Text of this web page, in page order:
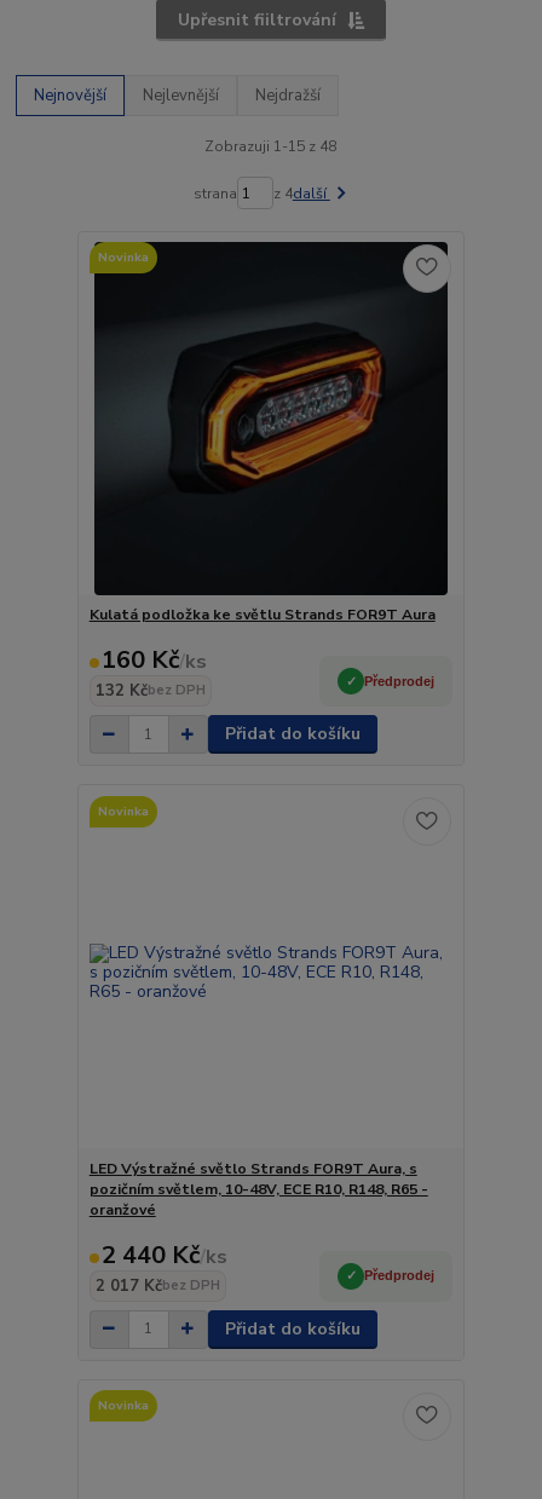
Upřesnit fiiltrování
Nejnovější Nejlevnější Nejdražší
Zobrazuji 1-15 z 48
strana z 4další
Novinka
Kulatá podložka ke světlu Strands FOR9T Aura
160 Kč/ks
132 Kčbez DPH
Předprodej
Přidat do košíku
Novinka
LED Výstražné světlo Strands FOR9T Aura, s
pozičním světlem, 10-48V, ECE R10, R148, R65 -
oranžové
2 440 Kč/ks
2 017 Kčbez DPH
Předprodej
Přidat do košíku
Novinka